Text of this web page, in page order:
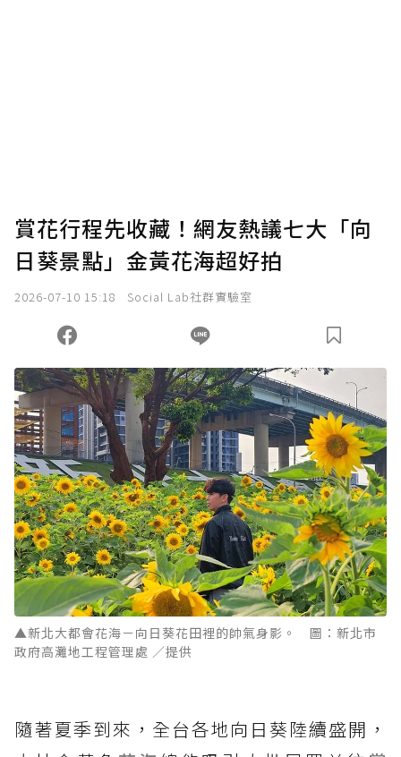
賞花行程先收藏！網友熱議七大「向
日葵景點」金黃花海超好拍
2026-07-10 15:18 Social Lab社群實驗室
▲新北大都會花海－向日葵花田裡的帥氣身影。 圖：新北市
政府高灘地工程管理處 ／提供
隨著夏季到來，全台各地向日葵陸續盛開，